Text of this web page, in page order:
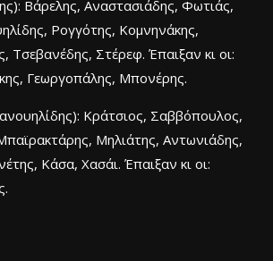
Βάρελης, Αναστασιάδης, Φωτιάς,
Ρογγότης, Κομνηνάκης,
Τσεβανέδης, Στέρεφ. Έπαιξαν κι οι:
Γεωργοπάλης, Μπονέρης.
Κράτσιος, Σαββόπουλος,
Μηλιάτης, Αντωνιάδης,
Κάσα, Χασάι. Έπαιξαν κι οι: